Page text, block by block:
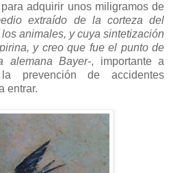
adquirir unos miligramos de
extraído de la corteza del
animales, y cuya sintetización
y creo que fue el punto de
alemana Bayer-, importante a
prevención de accidentes
entrar.